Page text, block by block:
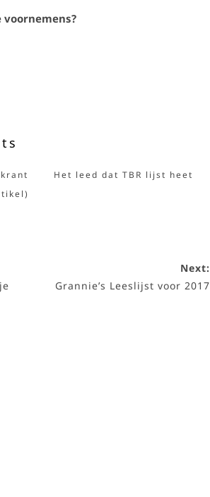
voornemens?
Het leed dat TBR lijst heet
Next:
Grannie’s Leeslijst voor 2017